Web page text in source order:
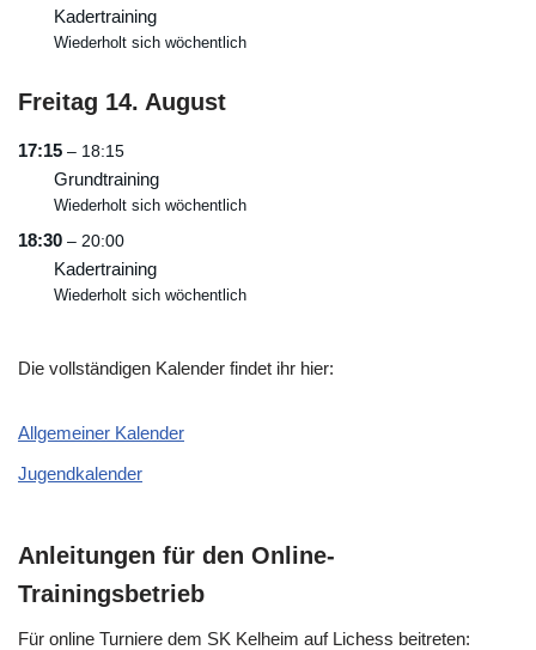
Kadertraining
Wiederholt sich wöchentlich
Freitag 14. August
17:15 – 18:15
Grundtraining
Wiederholt sich wöchentlich
18:30 – 20:00
Kadertraining
Wiederholt sich wöchentlich
Die vollständigen Kalender findet ihr hier:
Allgemeiner Kalender
Jugendkalender
Anleitungen für den Online-
Trainingsbetrieb
Für online Turniere dem SK Kelheim auf Lichess beitreten: